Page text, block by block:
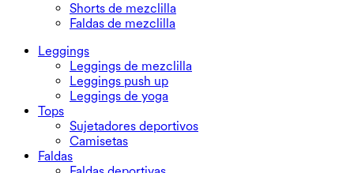
Shorts de mezclilla
Faldas de mezclilla
Leggings
Leggings de mezclilla
Leggings push up
Leggings de yoga
Tops
Sujetadores deportivos
Camisetas
Faldas